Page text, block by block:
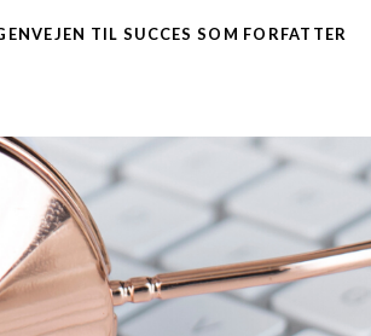
TIL SUCCES SOM FORFATTER